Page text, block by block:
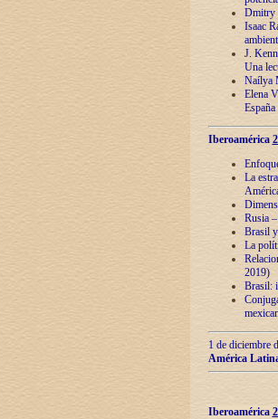
Dmitry
Isaac
J.
Una
Naílya
Elena
España
Iberoamérica
La
Rusia
Brasil
La
2019)
Brasil:
1 de diciembre
América
Iberoamérica